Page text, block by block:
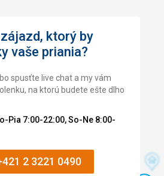
ktorý by
vaše priania?
spusťte live chat a my vám
na ktorú budete ešte dlho
Pia 7:00-22:00, So-Ne 8:00-
2 3221 0490